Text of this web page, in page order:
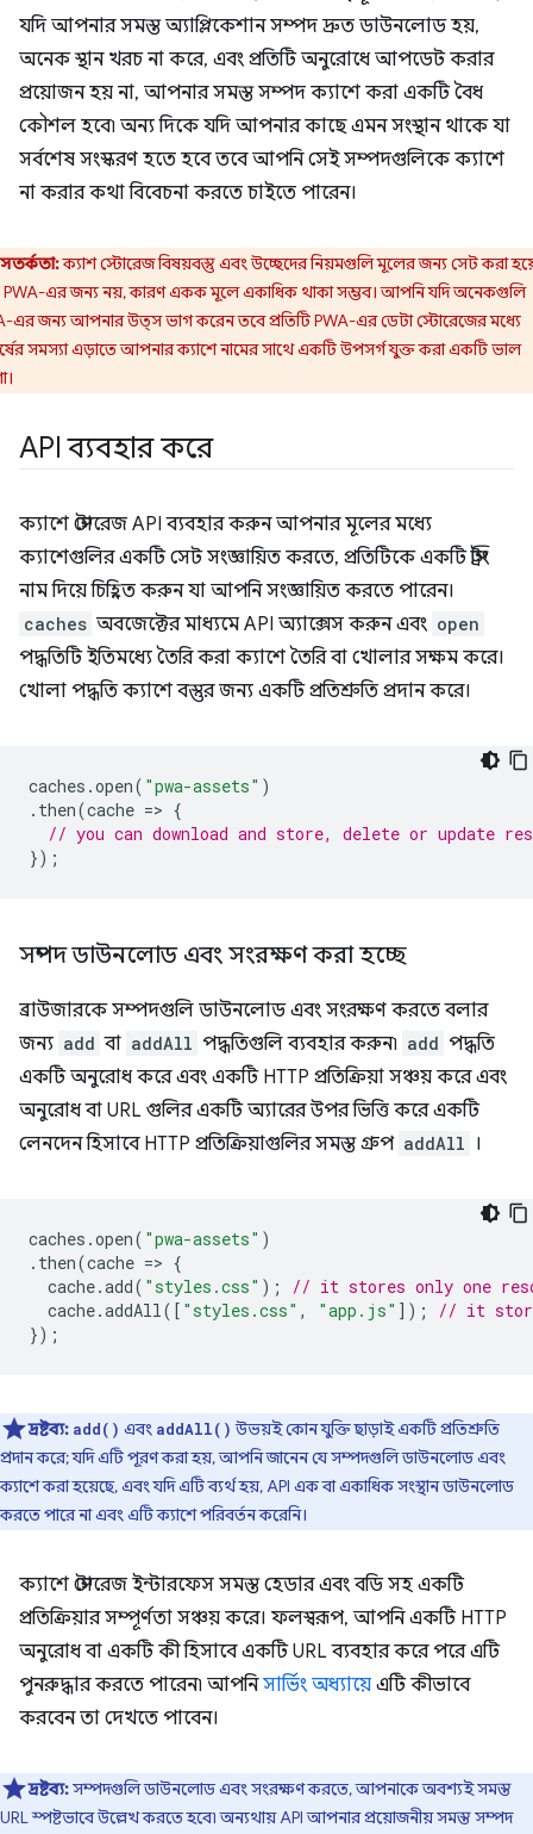
যদি আপনার সমস্ত অ্যাপ্লিকেশান সম্পদ দ্রুত ডাউনলোড হয়,
অনেক স্থান খরচ না করে, এবং প্রতিটি অনুরোধে আপডেট করার
প্রয়োজন হয় না, আপনার সমস্ত সম্পদ ক্যাশে করা একটি বৈধ
কৌশল হবে৷ অন্য দিকে যদি আপনার কাছে এমন সংস্থান থাকে যা
সর্বশেষ সংস্করণ হতে হবে তবে আপনি সেই সম্পদগুলিকে ক্যাশে
না করার কথা বিবেচনা করতে চাইতে পারেন।
সতর্কতা:ক্যাশ স্টোরেজ বিষয়বস্তু এবং উচ্ছেদের নিয়মগুলি মূলের জন্য সেট করা
এর জন্য নয়, কারণ একক মূলে একাধিক থাকা সম্ভব। আপনি যদি অনেকগুলি
এর জন্য আপনার উত্স ভাগ করেন তবে প্রতিটি PWA-এর ডেটা স্টোরেজের মধ্যে
সমস্যা এড়াতে আপনার ক্যাশে নামের সাথে একটি উপসর্গ যুক্ত করা একটি ভাল
API ব্যবহার করে
ক্যাশে স্টোরেজ API ব্যবহার করুন আপনার মূলের মধ্যে
ক্যাশেগুলির একটি সেট সংজ্ঞায়িত করতে, প্রতিটিকে একটি স্ট্রিং
নাম দিয়ে চিহ্নিত করুন যা আপনি সংজ্ঞায়িত করতে পারেন।
caches অবজেক্টের মাধ্যমে API অ্যাক্সেস করুন এবং open
পদ্ধতিটি ইতিমধ্যে তৈরি করা ক্যাশে তৈরি বা খোলার সক্ষম করে।
খোলা পদ্ধতি ক্যাশে বস্তুর জন্য একটি প্রতিশ্রুতি প্রদান করে।
caches .open( "pwa-assets" )
. then(cache => {
// you can download and store, delete or update
});
সম্পদ ডাউনলোড এবং সংরক্ষণ করা হচ্ছে
ব্রাউজারকে সম্পদগুলি ডাউনলোড এবং সংরক্ষণ করতে বলার
জন্য add বা addAll পদ্ধতিগুলি ব্যবহার করুন৷ add পদ্ধতি
একটি অনুরোধ করে এবং একটি HTTP প্রতিক্রিয়া সঞ্চয় করে এবং
অনুরোধ বা URL গুলির একটি অ্যারের উপর ভিত্তি করে একটি
লেনদেন হিসাবে HTTP প্রতিক্রিয়াগুলির সমস্ত গ্রুপ addAll ।
caches .open( "pwa-assets" )
. then(cache => {
cache.add( "styles.css" );
// it stores only one
cache.addAll([ "styles.css" , "app.js" ]);
// it
});
দ্রষ্টব্য: add() এবং addAll() উভয়ই কোন যুক্তি ছাড়াই একটি প্রতিশ্রুতি
প্রদান করে; যদি এটি পূরণ করা হয়, আপনি জানেন যে সম্পদগুলি ডাউনলোড এবং
ক্যাশে করা হয়েছে, এবং যদি এটি ব্যর্থ হয়, API এক বা একাধিক সংস্থান ডাউনলোড
করতে পারে না এবং এটি ক্যাশে পরিবর্তন করেনি।
ক্যাশে স্টোরেজ ইন্টারফেস সমস্ত হেডার এবং বডি সহ একটি
প্রতিক্রিয়ার সম্পূর্ণতা সঞ্চয় করে। ফলস্বরূপ, আপনি একটি HTTP
অনুরোধ বা একটি কী হিসাবে একটি URL ব্যবহার করে পরে এটি
পুনরুদ্ধার করতে পারেন৷ আপনিসার্ভিং অধ্যায়ে এটি কীভাবে
করবেন তা দেখতে পাবেন।
দ্রষ্টব্য:সম্পদগুলি ডাউনলোড এবং সংরক্ষণ করতে, আপনাকে অবশ্যই সমস্ত
URL স্পষ্টভাবে উল্লেখ করতে হবে৷ অন্যথায় API আপনার প্রয়োজনীয় সমস্ত সম্পদ